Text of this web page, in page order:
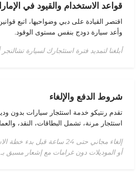
قواعد الاستخدام والقيود في
اقتصر القيادة على دبي وضواحيها، اتبع
وأعد سيارة دودج بنفس مستوى الوقود.
أبلغنا لتمديد فترة استئجارك لسيارة
شروط الدفع والإلغاء
تقدم رنتيكو خدمة استئجار سيارات بدون
استئجار مرنة، تشمل البطاقات، النقد،
إلغاء مجاني حتى 24 ساعة قبل
أو الموديلات دون غرامات مع إشعار مسبق بـ 24 ساعة.